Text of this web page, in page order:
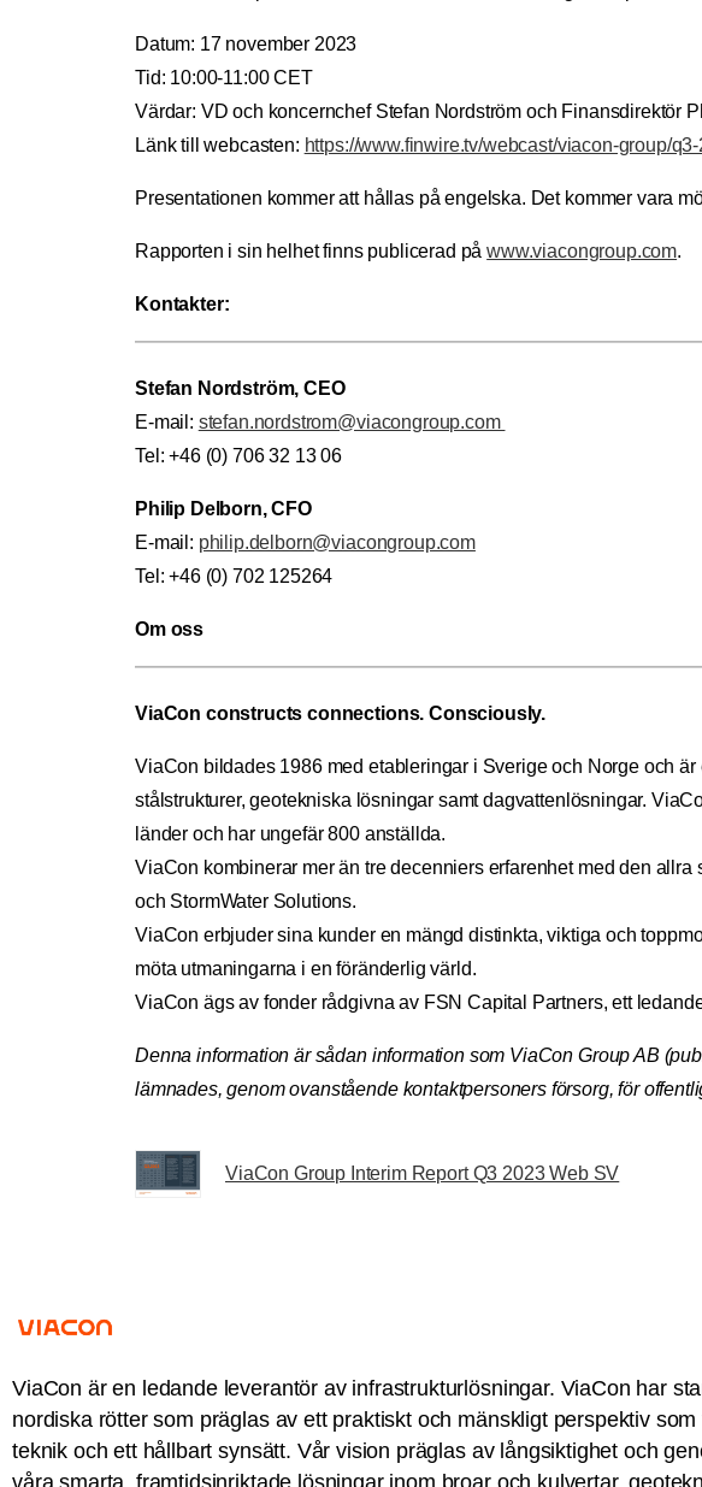
Datum: 17 november 2023
Tid: 10:00-11:00 CET
Värdar: VD och koncernchef Stefan Nordström och Finansdirektör
Länk till webcasten: https://www.finwire.tv/webcast/viacon-group/
Presentationen kommer att hållas på engelska. Det kommer vara
Rapporten i sin helhet finns publicerad påwww.viacongroup.com.
Kontakter:
Stefan Nordström, CEO
E-mail: stefan.nordstrom@viacongroup.com
Tel: +46 (0) 706 32 13 06
Philip Delborn, CFO
E-mail: philip.delborn@viacongroup.com
Tel: +46 (0) 702 125264
Om oss
ViaCon constructs connections. Consciously.
ViaCon bildades 1986 med etableringar i Sverige och Norge och
stålstrukturer, geotekniska lösningar samt dagvattenlösningar.
länder och har ungefär 800 anställda.
ViaCon kombinerar mer än tre decenniers erfarenhet med den
och StormWater Solutions.
ViaCon erbjuder sina kunder en mängd distinkta, viktiga och
möta utmaningarna i en föränderlig värld.
ViaCon ägs av fonder rådgivna av FSN Capital Partners, ett
Denna information är sådan information som ViaCon Group AB
lämnades, genom ovanstående kontaktpersoners försorg, för
ViaCon Group Interim Report Q3 2023 Web SV
ViaCon är en ledande leverantör av infrastrukturlösningar. ViaCon har
nordiska rötter som präglas av ett praktiskt och mänskligt perspektiv som
teknik och ett hållbart synsätt. Vår vision präglas av långsiktighet och